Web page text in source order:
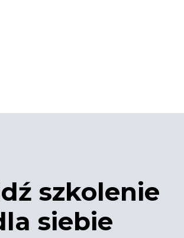
szkolenie
siebie